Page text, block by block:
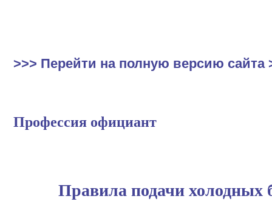
>>> Перейти на полную версию сайта
Профессия официант
Правила подачи холодных